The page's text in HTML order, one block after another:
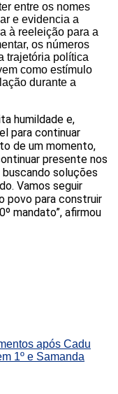
entre os nomes
e evidencia a
à reeleição para a
os números
trajetória política
como estímulo
durante a
humildade e,
para continuar
de um momento,
presente nos
soluções
Vamos seguir
povo para construir
mandato”, afirmou
após Cadu
1º e Samanda